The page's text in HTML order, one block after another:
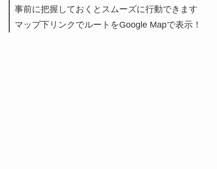
事前に把握しておくとスムーズに行動できます
マップ下リンクでルートをGoogle Mapで表示！